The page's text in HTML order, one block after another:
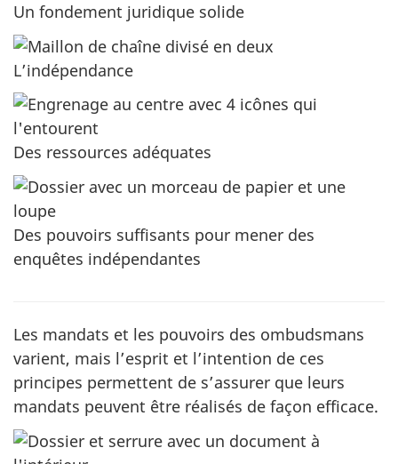
Un fondement juridique solide
L’indépendance
Des ressources adéquates
Des pouvoirs suffisants pour mener des
enquêtes indépendantes
Les mandats et les pouvoirs des ombudsmans
varient, mais l’esprit et l’intention de ces
principes permettent de s’assurer que leurs
mandats peuvent être réalisés de façon efficace.